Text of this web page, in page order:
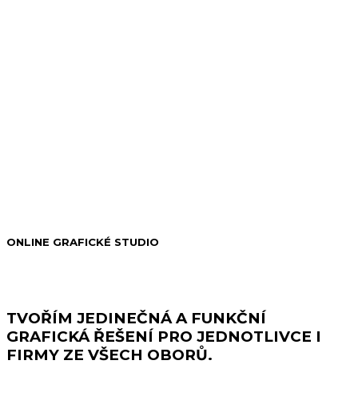
ONLINE GRAFICKÉ STUDIO
TVOŘÍM JEDINEČNÁ A FUNKČNÍ
GRAFICKÁ ŘEŠENÍ PRO JEDNOTLIVCE I
FIRMY ZE VŠECH OBORŮ.